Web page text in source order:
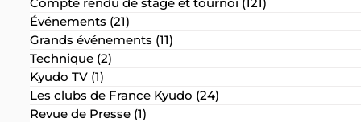
Événements (21)
Grands événements (11)
Technique (2)
Kyudo TV (1)
Les clubs de France Kyudo (24)
Revue de Presse (1)